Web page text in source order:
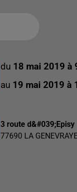
du 18 mai 2019 à
au 19 mai 2019 à
3 route d&#039;Episy
77690 LA